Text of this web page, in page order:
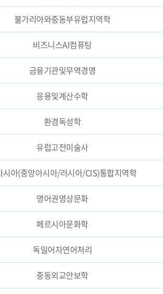
불가리아와중동부유럽지역학
비즈니스AI컴퓨팅
금융기관및무역경영
응용및계산수학
환경독성학
유럽고전미술사
시아(중앙아시아/러시아/CIS)통합지역학
영어권영상문화
페르시아문화학
독일어자연어처리
중동외교안보학